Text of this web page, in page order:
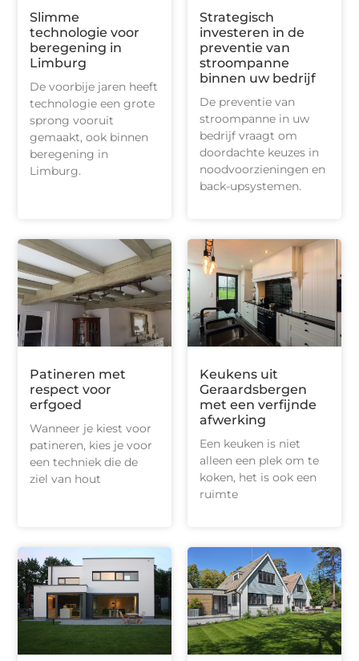
Slimme
technologie voor
beregening in
Limburg
De voorbije jaren heeft
technologie een grote
sprong vooruit
gemaakt, ook binnen
beregening in
Limburg.
Strategisch
investeren in de
preventie van
stroompanne
binnen uw bedrijf
De preventie van
stroompanne in uw
bedrijf vraagt om
doordachte keuzes in
noodvoorzieningen en
back-upsystemen.
Patineren met
respect voor
erfgoed
Wanneer je kiest voor
patineren, kies je voor
een techniek die de
ziel van hout
Keukens uit
Geraardsbergen
met een verfijnde
afwerking
Een keuken is niet
alleen een plek om te
koken, het is ook een
ruimte